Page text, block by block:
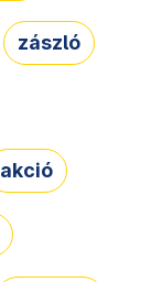
zászló
akció